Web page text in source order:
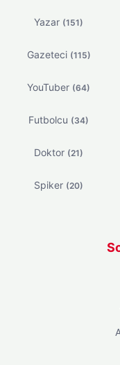
Yazar (151)
Gazeteci (115)
YouTuber (64)
Futbolcu (34)
Doktor (21)
Spiker (20)